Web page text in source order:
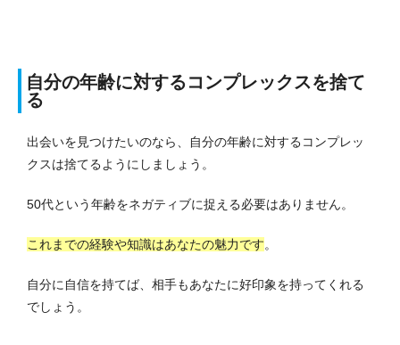
自分の年齢に対するコンプレックスを捨て
る
出会いを見つけたいのなら、自分の年齢に対するコンプレッ
クスは捨てるようにしましょう。
50代という年齢をネガティブに捉える必要はありません。
これまでの経験や知識はあなたの魅力です。
自分に自信を持てば、相手もあなたに好印象を持ってくれる
でしょう。